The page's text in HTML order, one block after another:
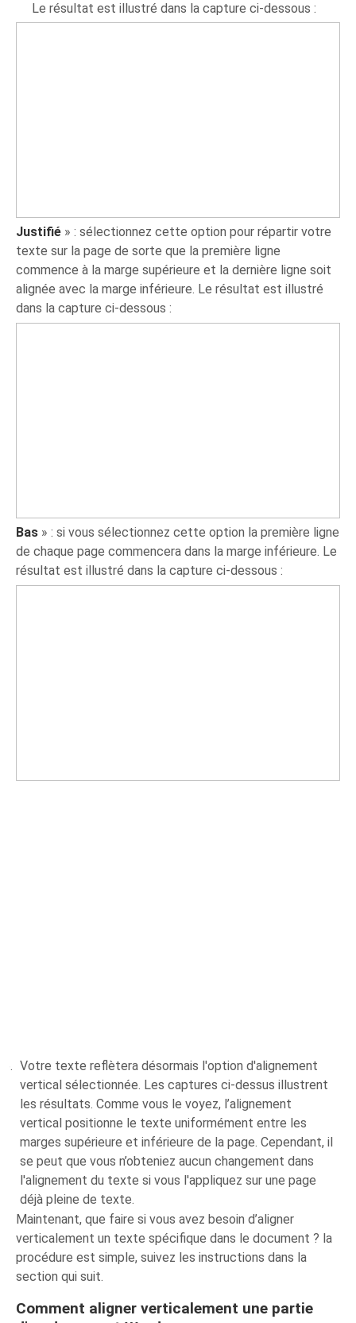
Le résultat est illustré dans la capture ci-dessous :
Justifié » : sélectionnez cette option pour répartir votre
texte sur la page de sorte que la première ligne
commence à la marge supérieure et la dernière ligne soit
alignée avec la marge inférieure. Le résultat est illustré
dans la capture ci-dessous :
Bas » : si vous sélectionnez cette option la première ligne
de chaque page commencera dans la marge inférieure. Le
résultat est illustré dans la capture ci-dessous :
Votre texte reflètera désormais l'option d'alignement
vertical sélectionnée. Les captures ci-dessus illustrent
les résultats. Comme vous le voyez, l’alignement
vertical positionne le texte uniformément entre les
marges supérieure et inférieure de la page. Cependant, il
se peut que vous n’obteniez aucun changement dans
l'alignement du texte si vous l'appliquez sur une page
déjà pleine de texte.
Maintenant, que faire si vous avez besoin d’aligner
verticalement un texte spécifique dans le document ? la
procédure est simple, suivez les instructions dans la
section qui suit.
Comment aligner verticalement une partie